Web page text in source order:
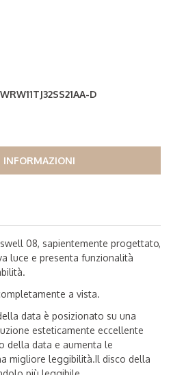
/ Pistacchio Green
WRW11TJ32SS21AA-D
INFORMAZIONI
08, sapientemente progettato,
luce e presenta funzionalità
a vista.
data è posizionato su una
esteticamente eccellente
della data e aumenta le
migliore leggibilità.Il disco della